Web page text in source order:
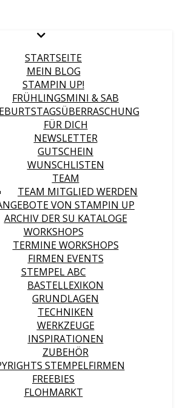
STARTSEITE
MEIN BLOG
STAMPIN UP!
FRÜHLINGSMINI & SAB
FÜR DICH
NEWSLETTER
GUTSCHEIN
WUNSCHLISTEN
TEAM
TEAM MITGLIED WERDEN
VON STAMPIN UP
ARCHIV DER SU KATALOGE
WORKSHOPS
TERMINE WORKSHOPS
FIRMEN EVENTS
STEMPEL ABC
BASTELLEXIKON
GRUNDLAGEN
TECHNIKEN
WERKZEUGE
INSPIRATIONEN
ZUBEHÖR
STEMPELFIRMEN
FREEBIES
FLOHMARKT